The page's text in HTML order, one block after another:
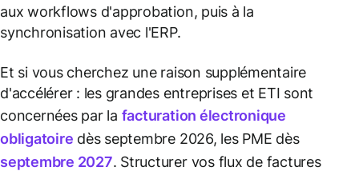
aux workflows d'approbation, puis à la
synchronisation avec l'ERP.
Et si vous cherchez une raison supplémentaire
d'accélérer : les grandes entreprises et ETI sont
concernées par la facturation électronique
obligatoire dès septembre 2026, les PME dès
septembre 2027. Structurer vos flux de factures